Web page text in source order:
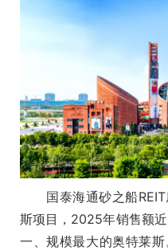
国泰海通砂之船REIT
斯项目，2025年销售额
一、规模最大的奥特莱